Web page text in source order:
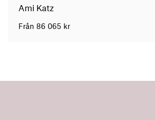
Ami Katz
Från 86 065 kr